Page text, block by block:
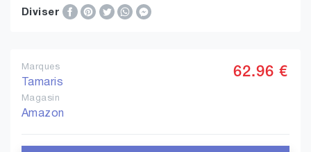
Diviser
Marques
Tamaris
Magasin
Amazon
62.96 €